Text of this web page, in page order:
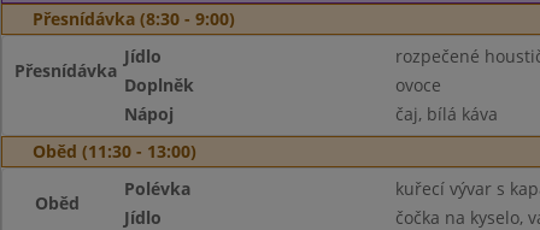
Přesnídávka (8:30 - 9:00)
Přesnídávka
Jídlo
rozpečené
Doplněk
ovoce
Nápoj
čaj, bílá káva
Oběd (11:30 - 13:00)
Oběd
Polévka
kuřecí vývar s
Jídlo
čočka na kyselo,